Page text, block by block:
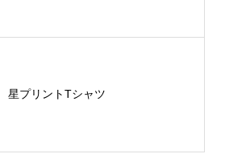
星プリントTシャツ